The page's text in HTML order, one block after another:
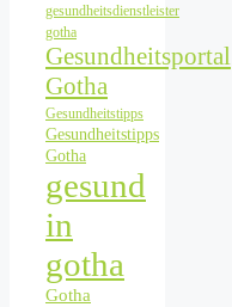
gesundheitsdienstleister
gotha
Gesundheitsportal
Gotha
Gesundheitstipps
Gesundheitstipps
Gotha
gesund
in
gotha
Gotha